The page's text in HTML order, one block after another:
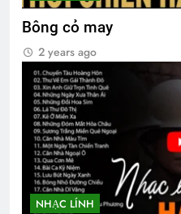
ĐỪNG NÓI
3 Years Ago
Bông cỏ may
2 years ago
NHẠC LÍNH